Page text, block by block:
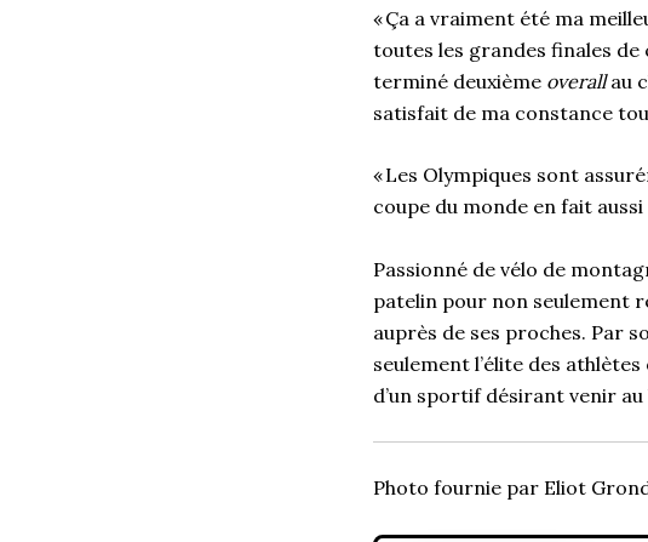
«Ça a vraiment été ma
toutes les grandes finales de
terminé deuxième overallau
satisfait de ma constance
«Les Olympiques sont
coupe du monde en fait
Passionné de vélo de
patelin pour non seulement
auprès de ses proches. Par
seulement l’élite des
d’un sportif désirant venir au
Photo fournie par Eliot